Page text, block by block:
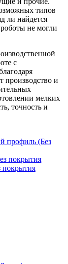
типов
ли найдется
роботы не могли
с
производство и
мелких
точность и
профиль (Без
покрытия
покрытия